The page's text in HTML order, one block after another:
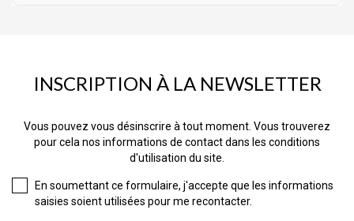
INSCRIPTION À LA NEWSLETTER
Vous pouvez vous désinscrire à tout moment. Vous trouverez
pour cela nos informations de contact dans les conditions
d'utilisation du site.
En soumettant ce formulaire, j'accepte que les informations
saisies soient utilisées pour me recontacter.